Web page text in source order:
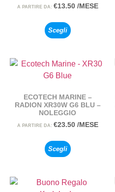
A PARTIRE DA: €13.50 /MESE
Scegli
ECOTECH MARINE –
RADION XR30W G6 BLU –
NOLEGGIO
A PARTIRE DA: €23.50 /MESE
Scegli